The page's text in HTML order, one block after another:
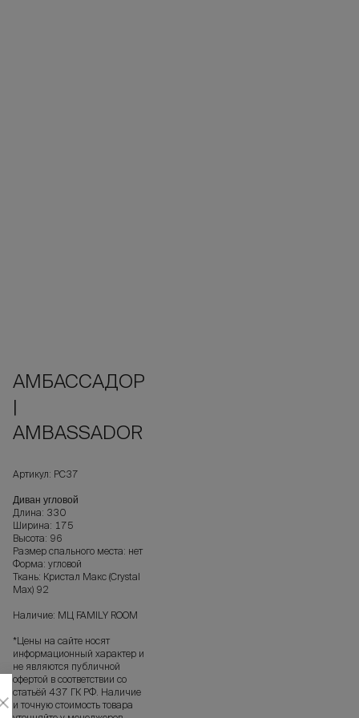
АМБАССАДОР
|
AMBASSADOR
Артикул: РС37
Диван угловой
Длина: 330
Ширина: 175
Высота: 96
Размер спального места: нет
Форма: угловой
Ткань: Кристал Макс (Crystal
Max) 92
Наличие: МЦ FAMILY ROOM
*Цены на сайте носят
информационный характер и
не являются публичной
офертой в соответствии со
статьёй 437 ГК РФ. Наличие
и точную стоимость товара